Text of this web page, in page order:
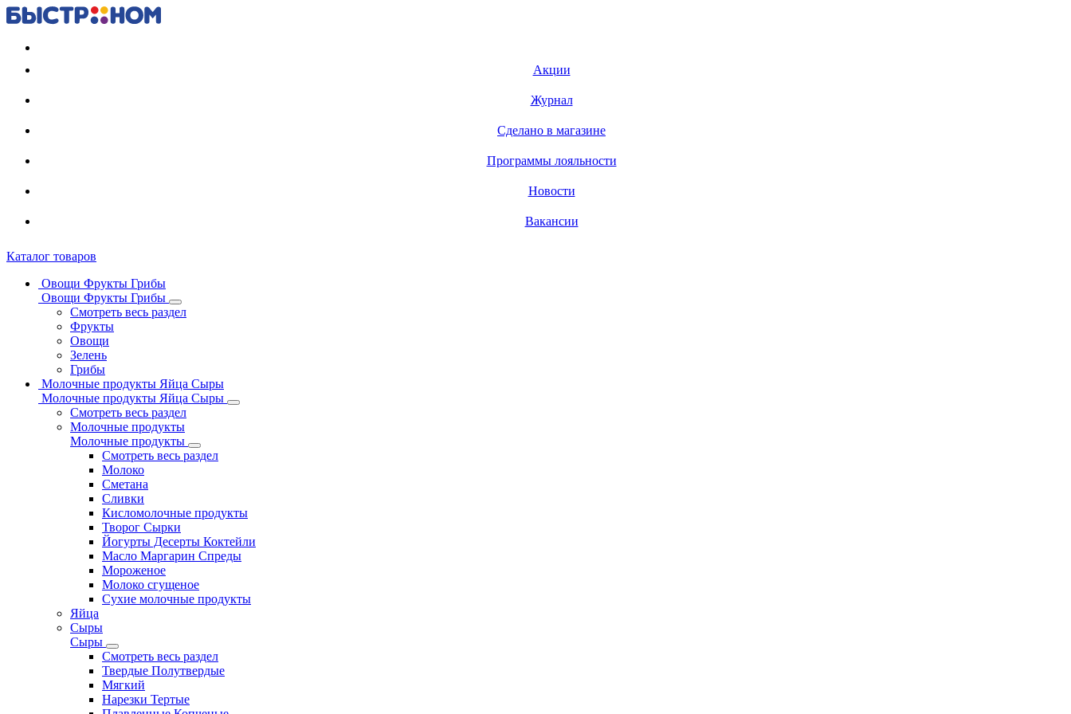
Акции
Журнал
Сделано в магазине
Программы лояльности
Новости
Вакансии
Каталог товаров
Овощи Фрукты Грибы
Овощи Фрукты Грибы
Смотреть весь раздел
Фрукты
Овощи
Зелень
Грибы
Молочные продукты Яйца Сыры
Молочные продукты Яйца Сыры
Смотреть весь раздел
Молочные продукты
Молочные продукты
Смотреть весь раздел
Молоко
Сметана
Сливки
Кисломолочные продукты
Творог Сырки
Йогурты Десерты Коктейли
Масло Маргарин Спреды
Мороженое
Молоко сгущеное
Сухие молочные продукты
Яйца
Сыры
Сыры
Смотреть весь раздел
Твердые Полутвердые
Мягкий
Нарезки Тертые